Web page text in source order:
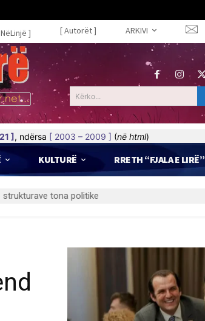
] [ Autorët ] ARKIVI
Kërko...
], ndërsa [ 2003 – 2009 ] (në html)
KULTURË RRETH “FJALA E LIRË”